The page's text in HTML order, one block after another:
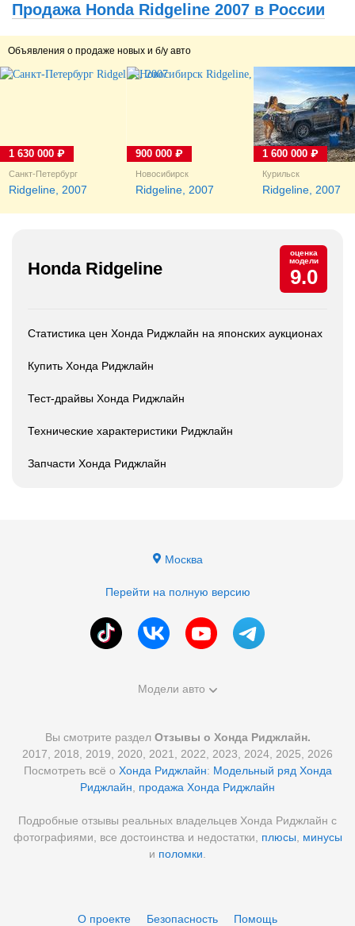
Продажа Honda Ridgeline 2007 в России
Объявления о продаже новых и б/у авто
Санкт-Петербург
Ridgeline, 2007
1 630 000 ₽
Новосибирск
Ridgeline, 2007
900 000 ₽
Курильск
Ridgeline, 2007
1 600 000 ₽
Honda Ridgeline
оценка
модели
9.0
Статистика цен Хонда Риджлайн на японских аукционах
Купить Хонда Риджлайн
Тест-драйвы Хонда Риджлайн
Технические характеристики Риджлайн
Запчасти Хонда Риджлайн
Москва
Перейти на полную версию
Модели авто
Вы смотрите раздел Отзывы о Хонда Риджлайн.
2017, 2018, 2019, 2020, 2021, 2022, 2023, 2024, 2025, 2026
Посмотреть всё о Хонда Риджлайн: Модельный ряд Хонда
Риджлайн
продажа Хонда Риджлайн
Подробные отзывы реальных владельцев Хонда Риджлайн с
фотографиями, все достоинства и недостатки, плюсы
минусы
и поломки
О проекте Безопасность Помощь